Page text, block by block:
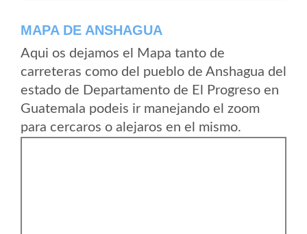
MAPA DE ANSHAGUA
Aqui os dejamos el Mapa tanto de
carreteras como del pueblo de Anshagua del
estado de Departamento de El Progreso en
Guatemala podeis ir manejando el zoom
para cercaros o alejaros en el mismo.